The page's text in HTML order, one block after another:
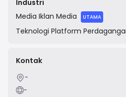
commercial vehicles.
serves the Dutch market,
listings.
Industri
Media Iklan Media UTAMA
Teknologi Platform
Kontak
-
-